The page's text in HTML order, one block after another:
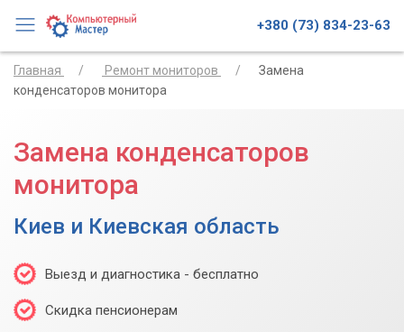
+380 (73) 834-23-63
Главная Ремонт мониторов
Замена
конденсаторов монитора
Замена конденсаторов
монитора
Киев и Киевская область
Выезд и диагностика - бесплатно
Скидка пенсионерам